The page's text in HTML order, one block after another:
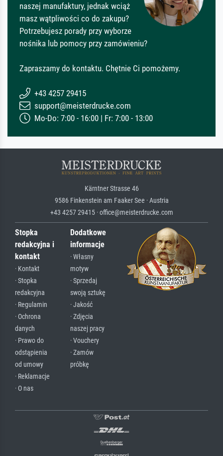
naszej manufaktury, jednak wciąż
masz wątpliwości co do zakupu?
Potrzebujesz porady przy wyborze
nośnika lub pomocy przy zamówieniu?
Zapraszamy do kontaktu. Chętnie Ci pomożemy.
+43 4257 29415
support@meisterdrucke.com
Mo-Do: 7:00 - 16:00 | Fr: 7:00 - 13:00
Kärntner Strasse 46
9586 Finkenstein am Faaker See · Austria
+43 4257 29415 · office@meisterdrucke.com
Stopka
redakcyjna i
kontakt
· Kontakt
· Stopka
redakcyjna
· Regulamin
· Ochrona
danych
· Prawo do
odstąpienia
od umowy
· Reklamacje
· O nas
Dodatkowe
informacje
· Własny
motyw
· Sprzedaj
swoją sztukę
· Jakość
· Zdjęcia
naszej pracy
· Vouchery
· Zamów
próbkę